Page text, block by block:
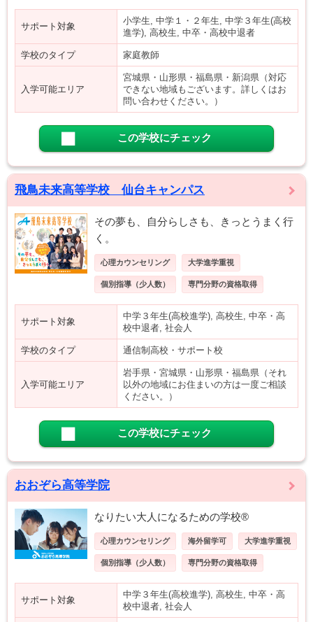
サポート対象
小学生, 中学１・２年生, 中学３年生(高校
進学), 高校生, 中卒・高校中退者
学校のタイプ 家庭教師
入学可能エリア
宮城県・山形県・福島県・新潟県（対応
できない地域もございます。詳しくはお
問い合わせください。）
この学校にチェック
飛鳥未来高等学校 仙台キャンパス
その夢も、自分らしさも、きっとうまく行
く。
心理カウンセリング 大学進学重視
個別指導（少人数） 専門分野の資格取得
サポート対象
中学３年生(高校進学), 高校生, 中卒・高
校中退者, 社会人
学校のタイプ 通信制高校・サポート校
入学可能エリア
岩手県・宮城県・山形県・福島県（それ
以外の地域にお住まいの方は一度ご相談
ください。）
この学校にチェック
おおぞら高等学院
なりたい大人になるための学校®
心理カウンセリング 海外留学可 大学進学重視
個別指導（少人数） 専門分野の資格取得
サポート対象
中学３年生(高校進学), 高校生, 中卒・高
校中退者, 社会人